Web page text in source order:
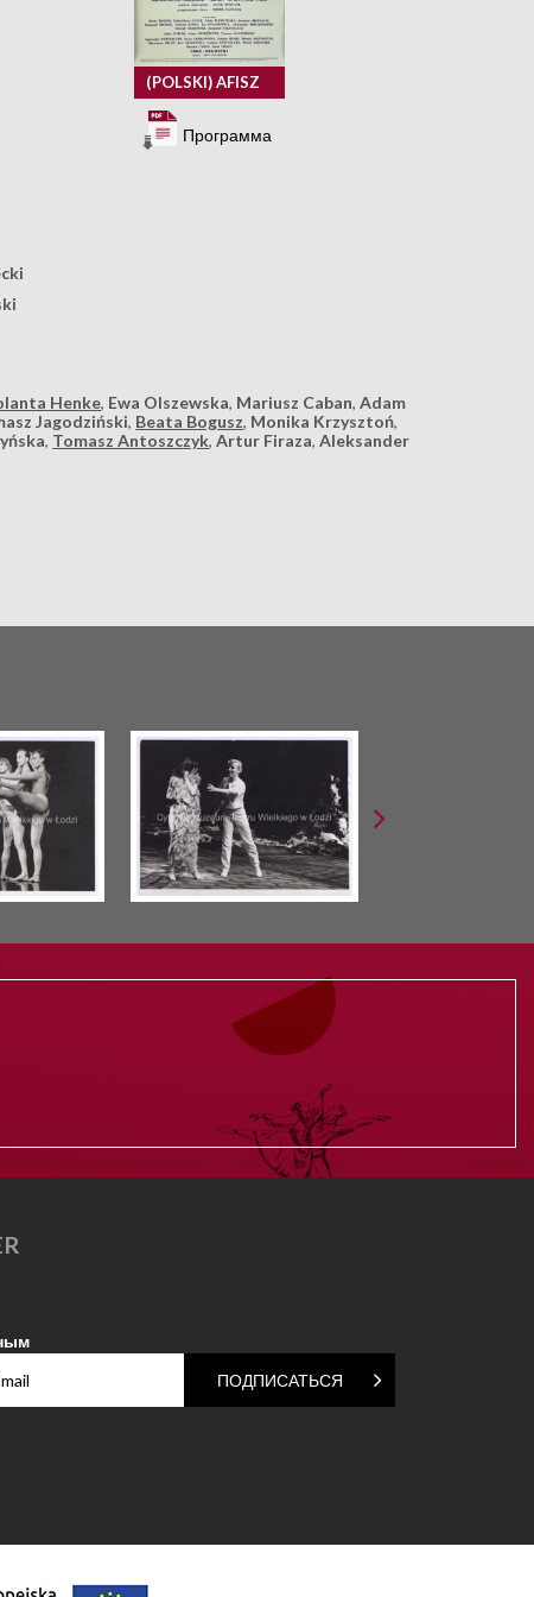
(POLSKI) AFISZ
Программа
Henke, Ewa Olszewska, Mariusz Caban,Adam
Jagodziński, Beata Bogusz, Monika Krzysztoń,
, Tomasz Antoszczyk,Artur Firaza,Aleksander